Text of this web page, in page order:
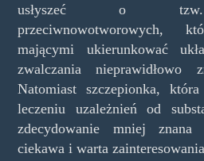
usłyszeć o tzw.
przeciwnowotworowych,
mającymi ukierunkować
zwalczania nieprawidłowo
Natomiast szczepionka,
leczeniu uzależnień od
zdecydowanie mniej
ciekawa i warta